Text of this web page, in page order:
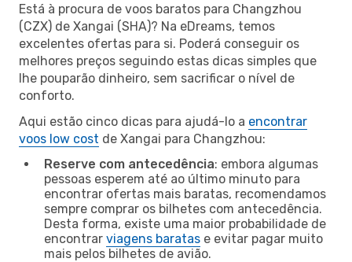
Está à procura de voos baratos para Changzhou
(CZX) de Xangai (SHA)? Na eDreams, temos
excelentes ofertas para si. Poderá conseguir os
melhores preços seguindo estas dicas simples que
lhe pouparão dinheiro, sem sacrificar o nível de
conforto.
Aqui estão cinco dicas para ajudá-lo a encontrar
voos low cost de Xangai para Changzhou:
Reserve com antecedência: embora algumas
pessoas esperem até ao último minuto para
encontrar ofertas mais baratas, recomendamos
sempre comprar os bilhetes com antecedência.
Desta forma, existe uma maior probabilidade de
encontrar viagens baratas e evitar pagar muito
mais pelos bilhetes de avião.